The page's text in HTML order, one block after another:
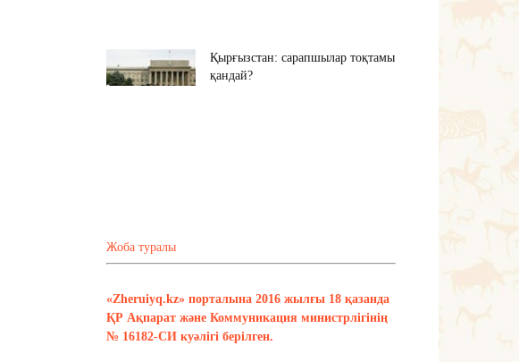
Қырғызстан: сарапшылар тоқтамы
қандай?
Жоба туралы
«Zheruiyq.kz» порталына 2016 жылғы 18 қазанда
ҚР Ақпарат және Коммуникация министрлігінің
№ 16182-СИ куәлігі берілген.